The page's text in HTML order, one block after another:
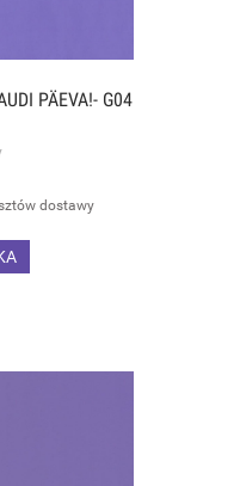
PÄEVA!- G04
dostawy